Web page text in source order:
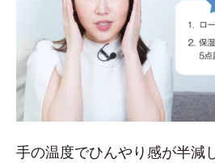
手の温度でひんやり感が半減